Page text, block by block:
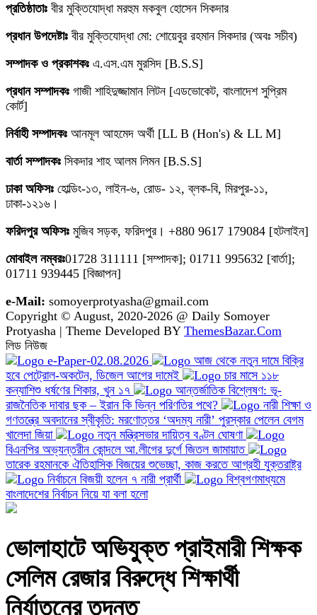
প্রতিষ্ঠাতাঃ বীর মুক্তিযোদ্ধা মরহুম মকবুল হোসেন সিকদার
প্রধান উপদেষ্টাঃ বীর মুক্তিযোদ্ধা মো: শোয়েবুর রহমান সিকদার (অবঃ সচীব)
সম্পাদক ও প্রকাশকঃ এ.এস.এম মুরসিদ [B.S.S]
প্রধান সম্পাদকঃ গাজী শাহিদুজ্জামান লিটন [এডভোকেট, বাংলাদেশ সুপ্রিম
কোর্ট]
নির্বাহী সম্পাদকঃ আনমূল আহমেদ অর্থী [LL B (Hon's) & LL M]
বার্তা সম্পাদকঃ সিকদার শাহ আলম লিমন [B.S.S]
ঢাকা অফিসঃ হোল্ডিং-১৩, লাইন-৬, রোড- ১২, ব্লক-বি, মিরপুর-১১,
ঢাকা-১২১৬।
ফরিদপুর অফিসঃ মুজিব সড়ক, ফরিদপুর। +880 9617 179084 [হটলাইন]
মোবাইল নম্বরঃ01728 311111 [সম্পাদক]; 01711 995632 [বার্তা];
01711 939445 [বিজ্ঞাপন]
e-Mail: somoyerprotyasha@gmail.com
Copyright © August, 2020-2026 @ Daily Somoyer
Protyasha | Theme Developed BY ThemesBazar.Com
লিড নিউজ
e-Paper-02.08.2026
আজ থেকে নতুন দামে বিক্রি
হবে পেট্রোল-অকটেন, ডিজেল আগের দামেই
চার মাসে ১১৮
কন্যাশিশু ধর্ষণের শিকার, খুন ১৭
আন্তর্জাতিক বিশ্লেষণ: ভূ-
রাজনৈতিক দাবার ছক – ইরান কি ভিন্ন পরিণতির পথে?
নারী শিক্ষা ও
গণতন্ত্রে অবদানের স্বীকৃতি: মরণোত্তর ‘অদম্য নারী’ পুরস্কার পেলেন বেগম
খালেদা জিয়া
নতুন মন্ত্রিসভার দায়িত্ব বণ্টন ঘোষণা
বিএনপির অভ্যন্তরীন কোন্দলে আ.লীগের দুর্গে জিতল জামায়াত
তারেক রহমানকে ঐতিহাসিক বিজয়ের শুভেচ্ছা, কাজ করতে আগ্রহী যুক্তরাষ্ট্র
নির্বাচনে বিজয়ী হলেন ৭ নারী প্রার্থী
বিশ্বগণমাধ্যমে
বাংলাদেশের নির্বাচন নিয়ে যা বলা হলো
ভোলাহাটে অভিযুক্ত প্রাইমারী শিক্ষক
সেলিম রেজার বিরুদ্ধে শিক্ষার্থী
নির্যাতনের তদন্ত